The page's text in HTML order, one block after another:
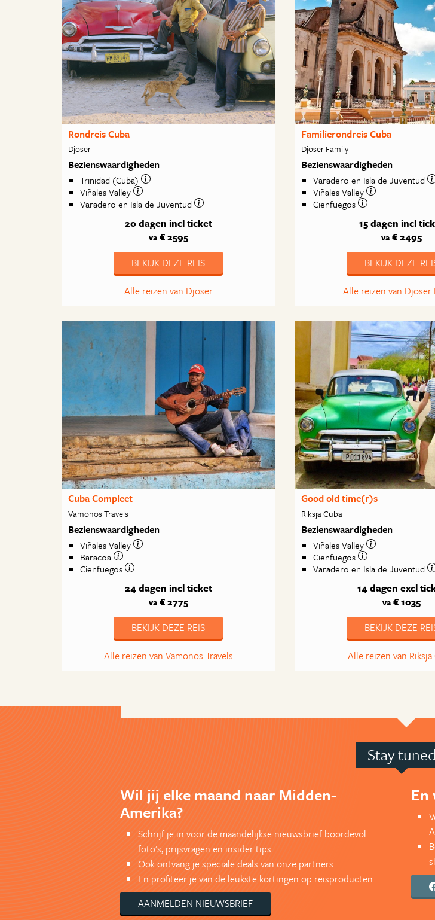
Rondreis Cuba
Djoser
Bezienswaardigheden
Trinidad (Cuba)
Viñales Valley
Varadero en Isla de Juventud
20 dagen incl ticket
va€ 2595
BEKIJK DEZE REIS
Alle reizen van Djoser
Familierondreis Cuba
Djoser Family
Bezienswaardigheden
Varadero en Isla de Juventud
Viñales Valley
Cienfuegos
15 dagen incl
va€ 2495
BEKIJK DEZE
Alle reizen van Djoser
Cuba Compleet
Vamonos Travels
Bezienswaardigheden
Viñales Valley
Baracoa
Cienfuegos
24 dagen incl ticket
va€ 2775
BEKIJK DEZE REIS
Alle reizen van Vamonos Travels
Good old time(r)s
Riksja Cuba
Bezienswaardigheden
Viñales Valley
Cienfuegos
Varadero en Isla de Juventud
14 dagen excl
va€ 1035
BEKIJK DEZE
Alle reizen van Riksja
Stay tuned
Wil jij elke maand naar Midden-
Amerika?
Schrijf je in voor de maandelijkse nieuwsbrief boordevol
foto's, prijsvragen en insider tips.
Ook ontvang je speciale deals van onze partners.
En profiteer je van de leukste kortingen op reisproducten.
AANMELDEN NIEUWSBRIEF